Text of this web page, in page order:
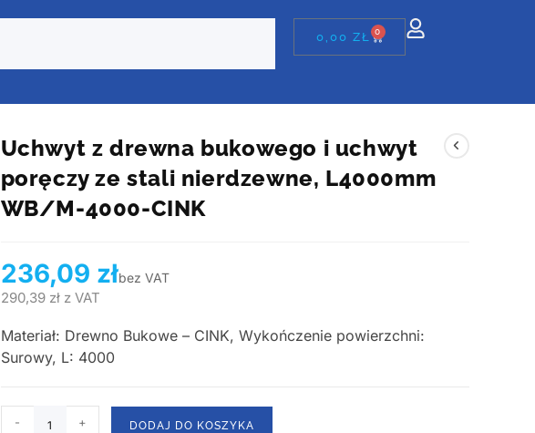
0,00ZŁ 0
Uchwyt z drewna bukowego i uchwyt
poręczy ze stali nierdzewne, L4000mm
WB/M-4000-CINK
236,09 złbez VAT
290,39 złz VAT
Materiał: Drewno Bukowe – CINK, Wykończenie powierzchni:
Surowy, L: 4000
- + DODAJ DO KOSZYKA